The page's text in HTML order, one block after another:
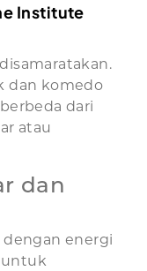
Institute
dan komedo
dari
atau
dan
dengan energi
untuk